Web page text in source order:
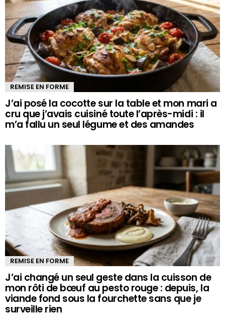
REMISE EN FORME
J’ai posé la cocotte sur la table et mon mari a
cru que j’avais cuisiné toute l’après-midi : il
m’a fallu un seul légume et des amandes
REMISE EN FORME
J’ai changé un seul geste dans la cuisson de
mon rôti de bœuf au pesto rouge : depuis, la
viande fond sous la fourchette sans que je
surveille rien